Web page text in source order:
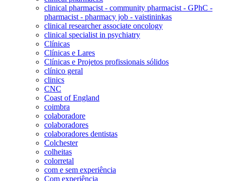
clinical pharmacist - community pharmacist - GPhC -
pharmacist - pharmacy job - vaistininkas
clinical researcher associate oncology
clinical specialist in psychiatry
Clínicas
Clínicas e Lares
Clínicas e Projetos profissionais sólidos
clínico geral
clinics
CNC
Coast of England
coimbra
colaboradore
colaboradores
colaboradores dentistas
Colchester
colheitas
colorretal
com e sem experiência
Com experiência